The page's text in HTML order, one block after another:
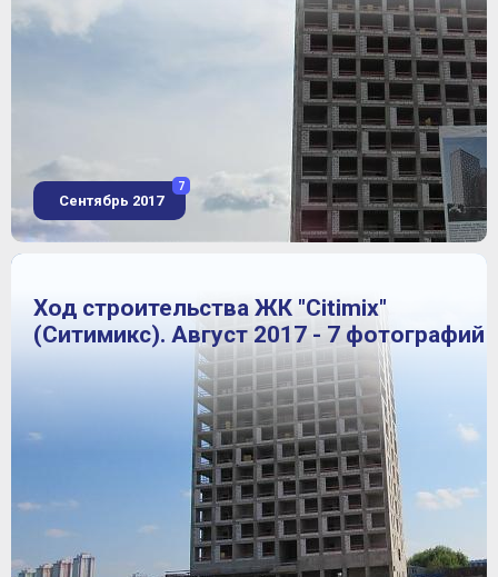
Сентябрь 2017
7
Ход строительства ЖК "Citimix"
(Ситимикс). Август 2017 - 7 фотографий